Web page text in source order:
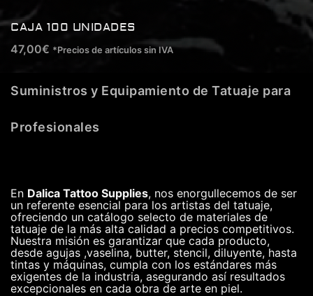
CAJA 100 UNIDADES
47,00€ *Precios de artículos sin IVA
Suministros y Equipamiento de Tatuaje para
Profesionales
En Dalica Tattoo Supplies, nos enorgullecemos de ser
un referente esencial para los artistas del tatuaje,
ofreciendo un catálogo selecto de materiales de
tatuaje de la más alta calidad a precios competitivos.
Nuestra misión es garantizar que cada producto,
desde agujas ,vaselina, butter, stencil, diluyente, hasta
tintas y máquinas, cumpla con los estándares más
exigentes de la industria, asegurando así resultados
excepcionales en cada obra de arte en piel.